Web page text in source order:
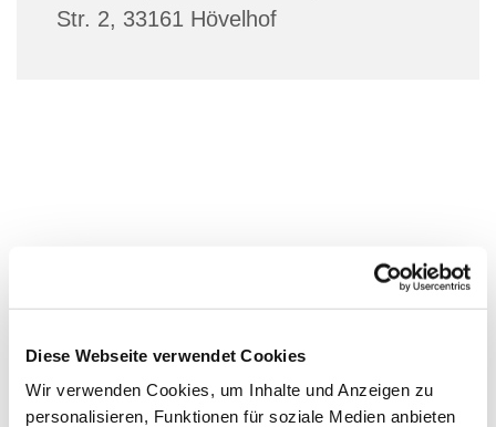
Diese Webseite verwendet Cookies
Wir verwenden Cookies, um Inhalte und Anzeigen zu
personalisieren, Funktionen für soziale Medien anbieten
Str. 2, 33161 Hövelhof